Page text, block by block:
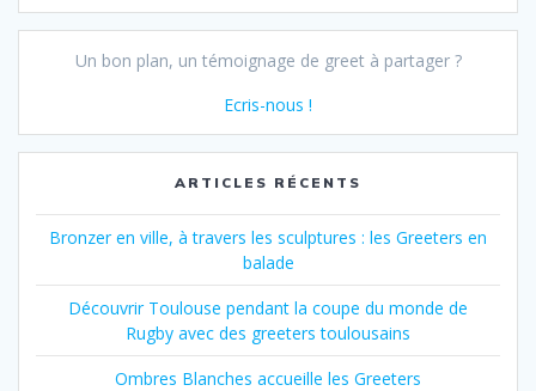
Un bon plan, un témoignage de greet à partager ?
Ecris-nous !
ARTICLES RÉCENTS
Bronzer en ville, à travers les sculptures : les Greeters en
balade
Découvrir Toulouse pendant la coupe du monde de
Rugby avec des greeters toulousains
Ombres Blanches accueille les Greeters